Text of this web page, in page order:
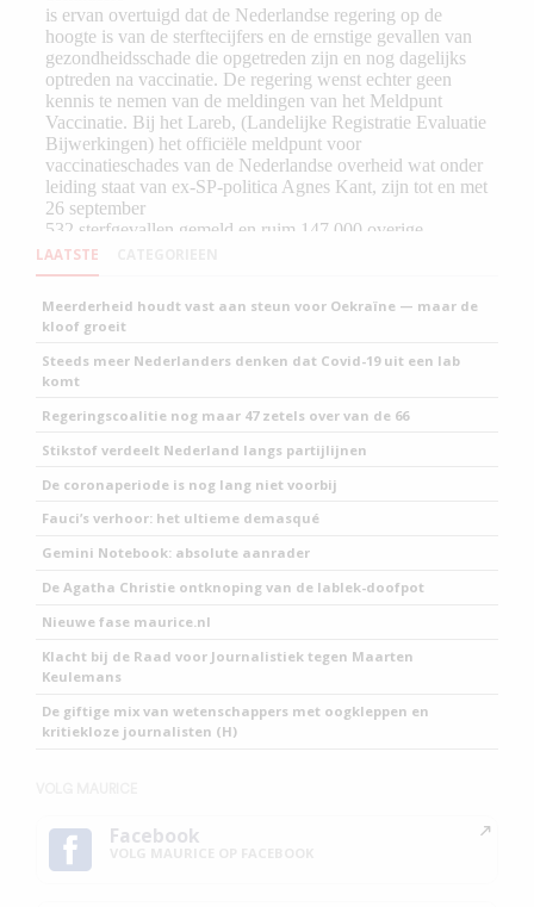
LAATSTE
Meerderheid houdt vast aan steun voor Oekraïne — maar de
kloof groeit
Steeds meer Nederlanders denken dat Covid-19 uit een lab
komt
Regeringscoalitie nog maar 47 zetels over van de 66
Stikstof verdeelt Nederland langs partijlijnen
De coronaperiode is nog lang niet voorbij
Fauci’s verhoor: het ultieme demasqué
Gemini Notebook: absolute aanrader
De Agatha Christie ontknoping van de lablek-doofpot
Nieuwe fase maurice.nl
Klacht bij de Raad voor Journalistiek tegen Maarten
Keulemans
De giftige mix van wetenschappers met oogkleppen en
kritiekloze journalisten (H)
Facebook